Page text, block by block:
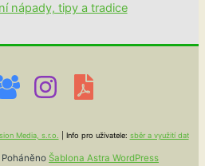
nápady, tipy a tradice
Media, s.r.o. | Info pro uživatele: sběr a využití dat
Šablona Astra WordPress